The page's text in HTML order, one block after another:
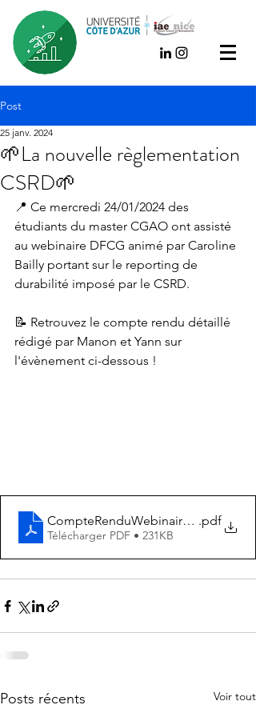
Post
🌱La nouvelle règlementation
CSRD🌱
25 janv. 2024
📍 Ce mercredi 24/01/2024 des
étudiants du master CGAO ont assisté
au webinaire DFCG animé par Caroline
Bailly portant sur le reporting de
durabilité imposé par le CSRD.
📝 Retrouvez le compte rendu détaillé
rédigé par Manon et Yann sur
l'évènement ci-dessous !
.pdf
Télécharger PDF • 231KB
Posts récents Voir tout